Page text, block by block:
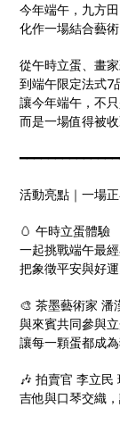
今年端午，九方
化作一場結合藝
從午時立蛋、畫家
到端午限定法式7
讓今年端午，不只
而是一場值得被收
活動亮點｜一場
🥚 午時立蛋體驗
一起挑戰端午最
把象徵平安與好
🎨 茶墨藝術家 潘
與來賓共同參與
讓每一顆蛋都成
🎶 拍賣官 李立民
吉他與口琴交織